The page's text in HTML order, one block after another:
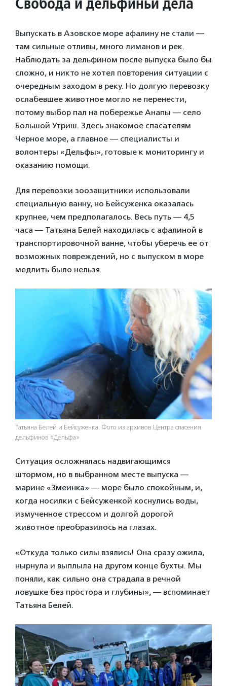
Выпускать в Азовское море афалину не стали —
там сильные отливы, много лиманов и рек.
Наблюдать за дельфином после выпуска было бы
сложно, и никто не хотел повторения ситуации с
очередным заходом в реку. Но долгую перевозку
ослабевшее животное могло не перенести,
потому выбор пал на побережье Анапы — село
Большой Утриш. Здесь знакомое спасателям
Черное море, а главное — специалисты и
волонтеры «Дельфы», готовые к мониторингу и
оказанию помощи.
Для перевозки зоозащитники использовали
специальную ванну, но Бейсуженка оказалась
крупнее, чем предполагалось. Весь путь — 4,5
часа — Татьяна Белей находилась с афалиной в
транспортировочной ванне, чтобы уберечь ее от
возможных повреждений, но с выпуском в море
медлить было нельзя.
Татьяна Белей и Бейсуженка. Фото из архивов Центра спасения
дельфинов «Дельфа»
Ситуация осложнялась надвигающимся
штормом, но в выбранном месте выпуска —
марине «Змеинка» — море было спокойным, и,
когда носилки с Бейсуженкой коснулись воды,
измученное стрессом и долгой дорогой
животное преобразилось на глазах.
«Откуда только силы взялись! Она сразу ожила,
нырнула и выплыла на другом конце бухты. Мы
поняли, как сильно она страдала в речной
ловушке без простора и глубины», — вспоминает
Татьяна Белей.